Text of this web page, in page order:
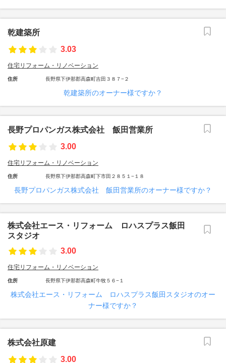
乾建築所
3.03
住宅リフォーム・リノベーション
住所 長野県下伊那郡高森町吉田３８７−２
乾建築所のオーナー様ですか？
長野プロパンガス株式会社 飯田営業所
3.00
住宅リフォーム・リノベーション
住所 長野県下伊那郡高森町下市田２８５１−１８
長野プロパンガス株式会社 飯田営業所のオーナー様ですか？
株式会社エース・リフォーム ロハスプラス飯田
スタジオ
3.00
住宅リフォーム・リノベーション
住所 長野県下伊那郡高森町牛牧５６−１
株式会社エース・リフォーム ロハスプラス飯田スタジオのオー
ナー様ですか？
株式会社原建
3.00